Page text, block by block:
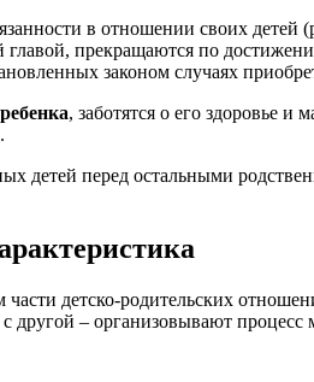
в отношении своих детей
прекращаются по
законом случаях
, заботятся о его здоровье
детей перед остальными
детско-родительских
другой – организовывают